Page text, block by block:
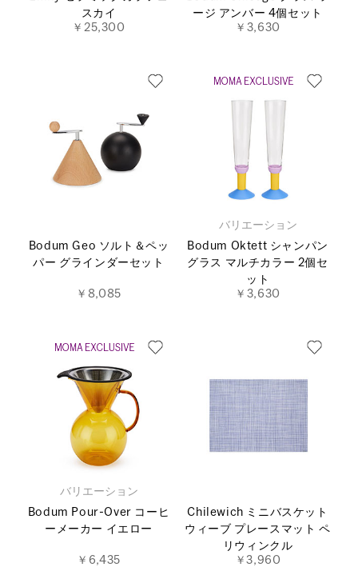
スカイ
￥25,300
ージ アンバー 4個セット
￥3,630
Bodum Geo ソルト＆ペッ
パー グラインダーセット
￥8,085
バリエーション
Bodum Oktett シャンパン
グラス マルチカラー 2個セ
ット
￥3,630
バリエーション
Bodum Pour-Over コーヒ
ーメーカー イエロー
￥6,435
Chilewich ミニバスケット
ウィーブ プレースマット ペ
リウィンクル
￥3,960